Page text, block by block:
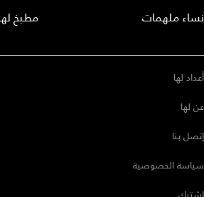
نساء ملهمات
مطبخ
أعداد لها
عن لها
إتصل بنا
سياسة الخصوصية